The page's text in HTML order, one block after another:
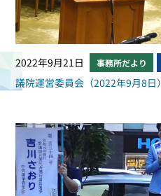
2022年9月21日 事務所だより
議院運営委員会（2022年9月8日）